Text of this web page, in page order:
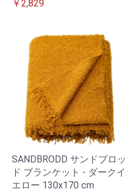
￥2,829
SANDBRODD サンドブロッ
ド ブランケット - ダークイ
エロー 130x170 cm